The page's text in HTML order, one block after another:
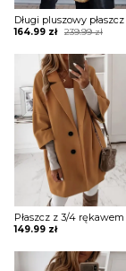
239.99zł
Original
239.99 zł.
164.99 zł
Current
164.99 zł.
149.99 zł